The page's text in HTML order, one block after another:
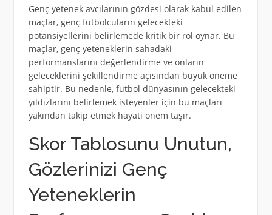
Genç yetenek avcılarının gözdesi olarak kabul edilen
maçlar, genç futbolcuların gelecekteki
potansiyellerini belirlemede kritik bir rol oynar. Bu
maçlar, genç yeteneklerin sahadaki
performanslarını değerlendirme ve onların
geleceklerini şekillendirme açısından büyük öneme
sahiptir. Bu nedenle, futbol dünyasının gelecekteki
yıldızlarını belirlemek isteyenler için bu maçları
yakından takip etmek hayati önem taşır.
Skor Tablosunu Unutun,
Gözlerinizi Genç
Yeteneklerin